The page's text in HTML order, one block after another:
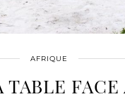
AFRIQUE
TABLE FACE